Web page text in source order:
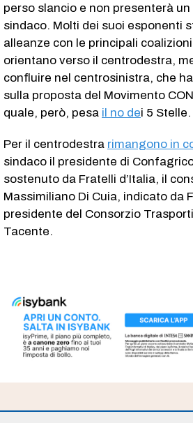
perso slancio e non presenterà
sindaco. Molti dei suoi esponenti
alleanze con le principali
orientano verso il centrodestra,
confluire nel centrosinistra, che
sulla proposta del Movimento
quale, però, pesa il no dei 5 Stelle.
Per il centrodestra rimangono in
sindaco il presidente di
sostenuto da Fratelli d’Italia, il
Massimiliano Di Cuia, indicato da
presidente del Consorzio
Tacente.